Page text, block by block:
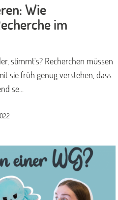
Wie
im
stimmt's? Recherchen müssen
sie früh genug verstehen, dass
se...